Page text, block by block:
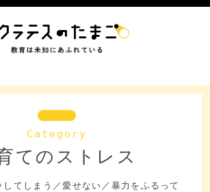
てのストレス
してしまう／愛せない／暴力をふるって